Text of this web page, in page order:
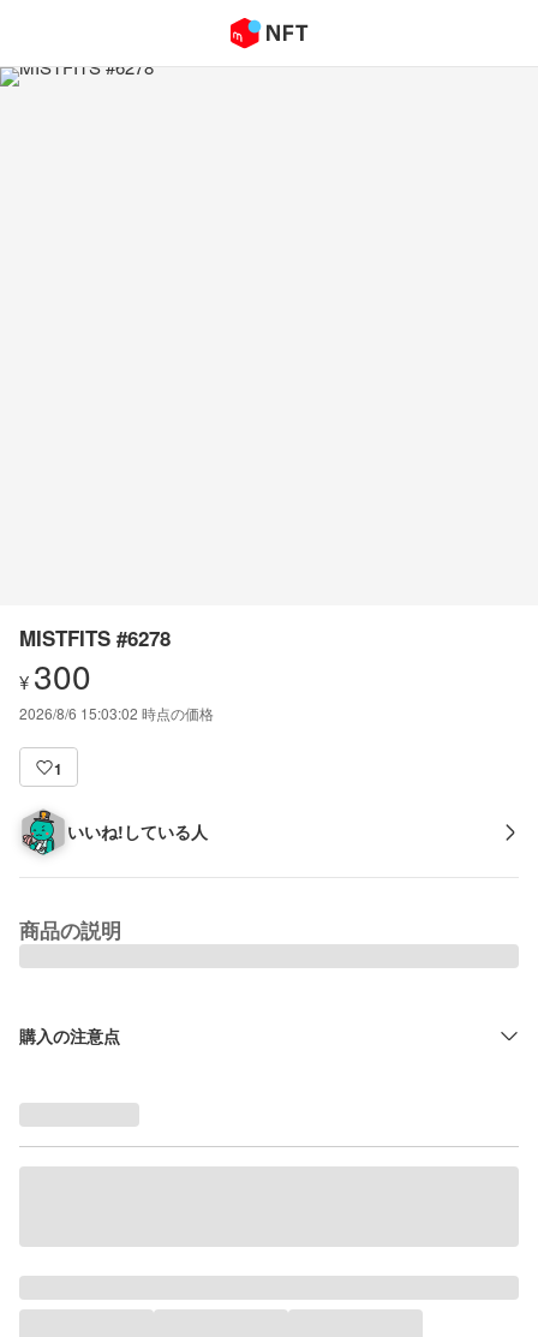
MISTFITS #6278
¥ 300
2026/8/6 15:03:02 時点の価格
1
いいね!している人
商品の説明
購入の注意点